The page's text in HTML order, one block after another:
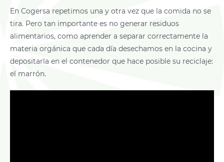
En Cogersa repetimos una y otra vez que la comida no se
tira. Pero tan importante es no generar residuos
alimentarios, como aprender a separar correctamente la
materia orgánica que cada día desechamos en la cocina y
depositarla en el contenedor que hace posible su reciclaje:
el marrón.